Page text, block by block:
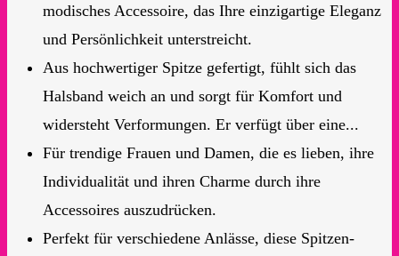
modisches Accessoire, das Ihre einzigartige Eleganz
und Persönlichkeit unterstreicht.
Aus hochwertiger Spitze gefertigt, fühlt sich das
Halsband weich an und sorgt für Komfort und
widersteht Verformungen. Er verfügt über eine...
Für trendige Frauen und Damen, die es lieben, ihre
Individualität und ihren Charme durch ihre
Accessoires auszudrücken.
Perfekt für verschiedene Anlässe, diese Spitzen-